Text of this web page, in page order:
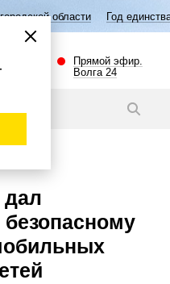
Год единства народов России
Прямой эфир.
Волга 24
дал